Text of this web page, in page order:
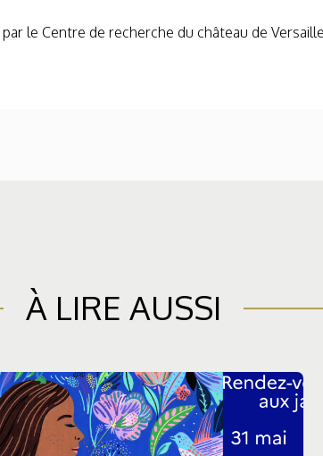
par le Centre de recherche du château de
À LIRE AUSSI